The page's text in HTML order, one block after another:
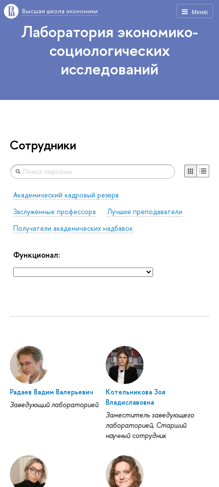
Меню
Высшая школа экономики
Лаборатория экономико-
социологических
исследований
Сотрудники
Академический кадровый резерв
Заслуженные профессора
Лучшие преподаватели
Получатели академических надбавок
Функционал:
Радаев Вадим Валерьевич
Заведующий лабораторией
Котельникова Зоя
Владиславовна
Заместитель заведующего
лабораторией, Старший
научный сотрудник